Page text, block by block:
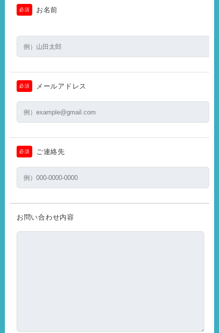
必須 お名前
必須 メールアドレス
必須 ご連絡先
お問い合わせ内容